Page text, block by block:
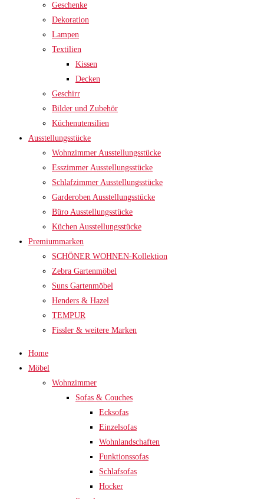
Geschenke
Dekoration
Lampen
Textilien
Kissen
Decken
Geschirr
Bilder und Zubehör
Küchenutensilien
Ausstellungsstücke
Wohnzimmer Ausstellungsstücke
Esszimmer Ausstellungsstücke
Schlafzimmer Ausstellungsstücke
Garderoben Ausstellungsstücke
Büro Ausstellungsstücke
Küchen Ausstellungsstücke
Premiummarken
SCHÖNER WOHNEN-Kollektion
Zebra Gartenmöbel
Suns Gartenmöbel
Henders & Hazel
TEMPUR
Fissler & weitere Marken
Home
Möbel
Wohnzimmer
Sofas & Couches
Ecksofas
Einzelsofas
Wohnlandschaften
Funktionssofas
Schlafsofas
Hocker